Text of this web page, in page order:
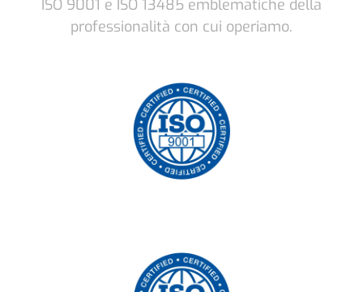
ISO 9001 e ISO 13485 emblematiche della
professionalità con cui operiamo.